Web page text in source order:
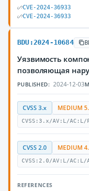
CVE-2024-36933
CVE-2024-36933
BDU:2024-10684
Уязвимость
позволяющая
PUBLISHED: 2024-12-03
CVSS 3.x MEDIUM
CVSS:3.x/AV:L/
CVSS 2.0 MEDIUM
CVSS:2.0/AV:L/
REFERENCES